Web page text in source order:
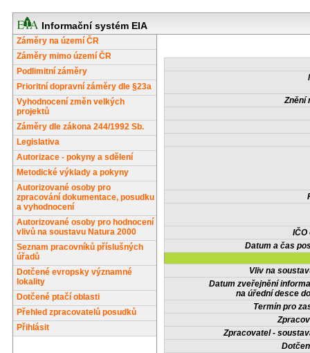
Informační systém EIA
Záměry na území ČR
Záměry mimo území ČR
Podlimitní záměry
Prioritní dopravní záměry dle §23a
Vyhodnocení změn velkých
projektů
Záměry dle zákona 244/1992 Sb.
Legislativa
Autorizace - pokyny a sdělení
Metodické výklady a pokyny
Autorizované osoby pro
zpracování dokumentace, posudku
a vyhodnocení
Autorizované osoby pro hodnocení
vlivů na soustavu Natura 2000
Seznam pracovníků příslušných
úřadů
Dotčené evropsky významné
lokality
Dotčené ptačí oblasti
Přehled zpracovatelů posudků
Přihlásit
Znění
IČO
Datum a čas
Vliv na
Datum zveřejnění
na úřední desce
Termín pro
Zpracovatel -